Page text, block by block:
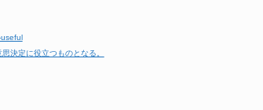
決定に役立つものとなる。